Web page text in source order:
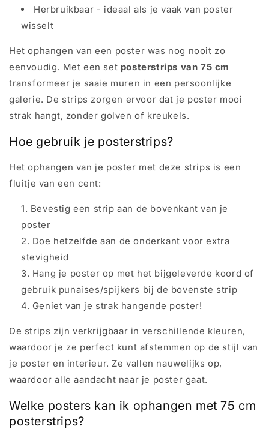
Herbruikbaar - ideaal als je vaak van poster
wisselt
Het ophangen van een poster was nog nooit zo
eenvoudig. Met een set posterstrips van 75 cm
transformeer je saaie muren in een persoonlijke
galerie. De strips zorgen ervoor dat je poster mooi
strak hangt, zonder golven of kreukels.
Hoe gebruik je posterstrips?
Het ophangen van je poster met deze strips is een
fluitje van een cent:
Bevestig een strip aan de bovenkant van je
poster
Doe hetzelfde aan de onderkant voor extra
stevigheid
Hang je poster op met het bijgeleverde koord of
gebruik punaises/spijkers bij de bovenste strip
Geniet van je strak hangende poster!
De strips zijn verkrijgbaar in verschillende kleuren,
waardoor je ze perfect kunt afstemmen op de stijl van
je poster en interieur. Ze vallen nauwelijks op,
waardoor alle aandacht naar je poster gaat.
Welke posters kan ik ophangen met 75 cm
posterstrips?